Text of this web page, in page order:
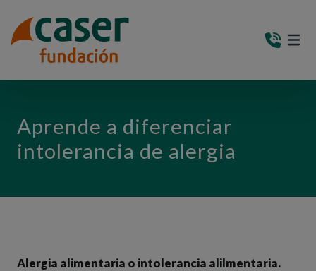
Aprende a diferenciar
intolerancia de alergia
Alergia alimentaria o intolerancia alilmentaria.